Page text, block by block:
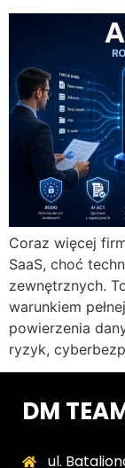
Coraz więcej
SaaS, choć
zewnętrznych.
warunkiem
powierzenia
ryzyk,
DM
ul.